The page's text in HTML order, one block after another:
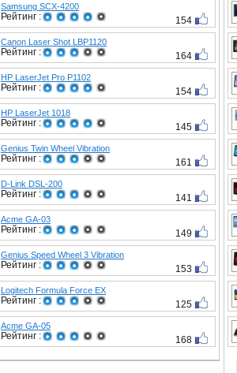
Samsung SCX-4200
Рейтинг : 154
Canon Laser Shot LBP1120
Рейтинг : 164
HP LaserJet Pro P1102
Рейтинг : 154
HP LaserJet 1018
Рейтинг : 145
Genius Twin Wheel Vibration
Рейтинг : 161
D-Link DSL-200
Рейтинг : 141
Acme GA-03
Рейтинг : 149
Genius Speed Wheel 3 Vibration
Рейтинг : 153
Logitech Formula Force EX
Рейтинг : 125
Acme GA-05
Рейтинг : 168